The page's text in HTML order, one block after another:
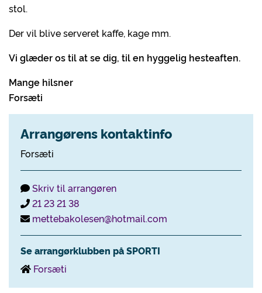
stol.
Der vil blive serveret kaffe, kage mm.
Vi glæder os til at se dig, til en hyggelig hesteaften.
Mange hilsner
Forsæti
Arrangørens kontaktinfo
Forsæti
Skriv til arrangøren
21 23 21 38
mettebakolesen@hotmail.com
Se arrangørklubben på SPORTI
Forsæti